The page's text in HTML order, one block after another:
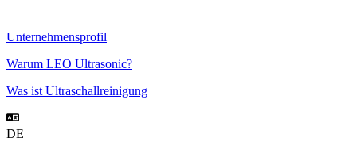
Unternehmensprofil
Warum LEO Ultrasonic?
Was ist Ultraschallreinigung
DE